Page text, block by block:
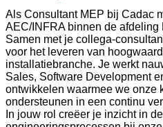
Als Consultant MEP bij Cadac
AEC/INFRA binnen de afdeling
Samen met je collega-
voor het leveren van
installatiebranche. Je werkt
Sales, Software Development
ontwikkelen waarmee we onze
ondersteunen in een continu
In jouw rol creëer je inzicht in